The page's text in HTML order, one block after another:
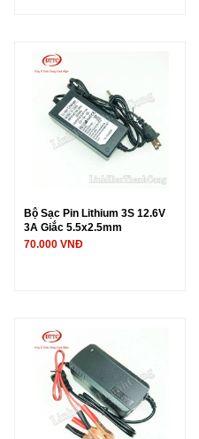
Bộ Sạc Pin Lithium 3S 12.6V
3A Giắc 5.5x2.5mm
70.000 VNĐ